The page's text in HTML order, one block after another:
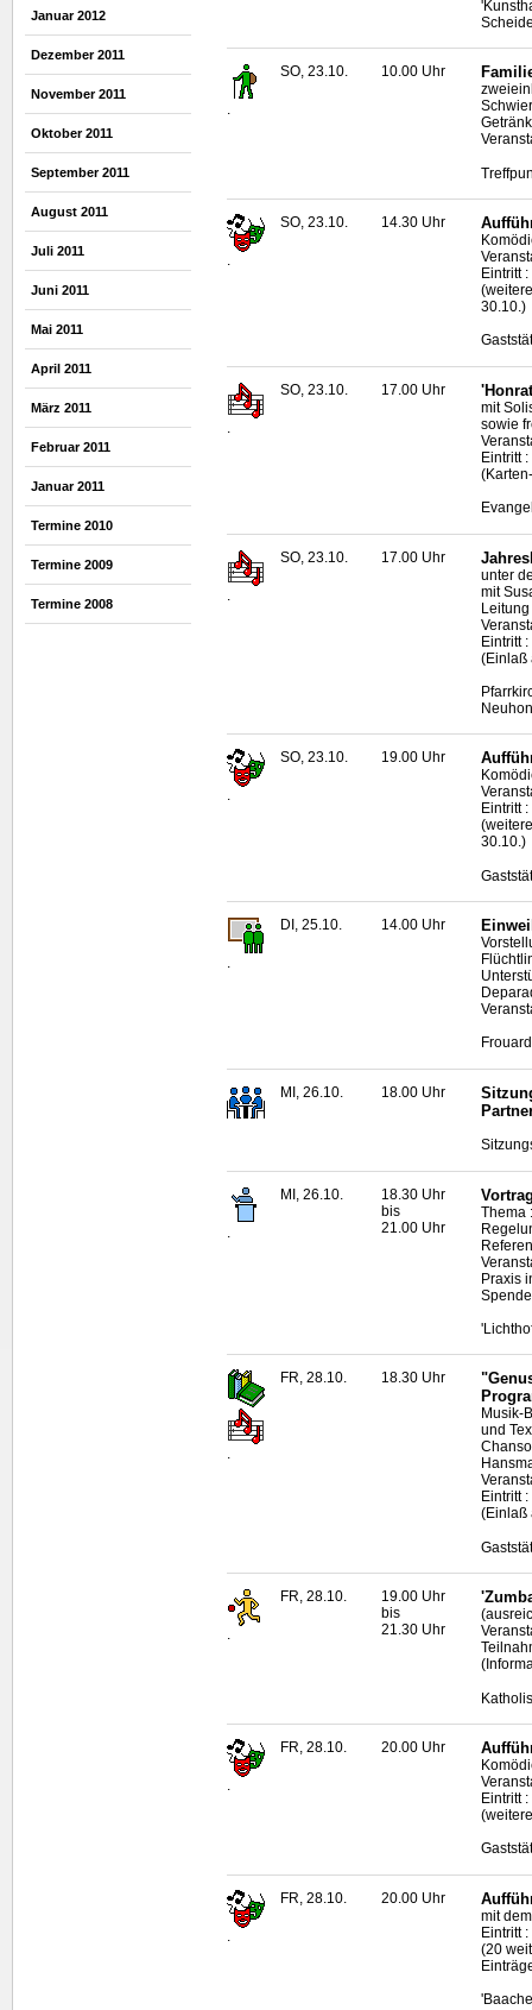
Januar 2012
Dezember 2011
November 2011
Oktober 2011
September 2011
August 2011
Juli 2011
Juni 2011
Mai 2011
April 2011
März 2011
Februar 2011
Januar 2011
Termine 2010
Termine 2009
Termine 2008
.
SO, 23.10. 10.00 Uhr
.
SO, 23.10. 14.30 Uhr
Eintritt
30.10.)
SO, 23.10. 17.00 Uhr
mit
sowie
Eintritt
SO, 23.10. 17.00 Uhr
unter
mit
Eintritt
(Einlaß
.
SO, 23.10. 19.00 Uhr
Eintritt
30.10.)
.
DI, 25.10. 14.00 Uhr
MI, 26.10. 18.00 Uhr
MI, 26.10.
18.30 Uhr
bis
21.00 Uhr
Thema
Praxis
.
FR, 28.10. 18.30 Uhr
Musik-
und
Eintritt
(Einlaß
.
FR, 28.10.
19.00 Uhr
bis
21.30 Uhr
.
FR, 28.10. 20.00 Uhr
Eintritt
FR, 28.10. 20.00 Uhr
mit
Eintritt
(20